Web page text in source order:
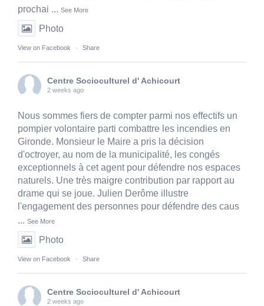
prochai ... See More
Photo
View on Facebook · Share
Centre Socioculturel d' Achicourt
2 weeks ago
Nous sommes fiers de compter parmi nos effectifs un
pompier volontaire parti combattre les incendies en
Gironde. Monsieur le Maire a pris la décision
d'octroyer, au nom de la municipalité, les congés
exceptionnels à cet agent pour défendre nos espaces
naturels. Une très maigre contribution par rapport au
drame qui se joue. Julien Derôme illustre
l'engagement des personnes pour défendre des caus
... See More
Photo
View on Facebook · Share
Centre Socioculturel d' Achicourt
2 weeks ago